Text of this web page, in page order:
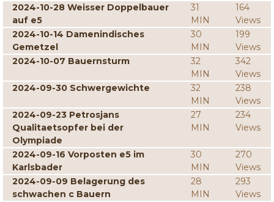
2024-10-28 Weisser Doppelbauer
auf e5
31
MIN
164
Views
2024-10-14 Damenindisches
Gemetzel
30
MIN
199
Views
2024-10-07 Bauernsturm
32
MIN
342
Views
2024-09-30 Schwergewichte
32
MIN
238
Views
2024-09-23 Petrosjans
Qualitaetsopfer bei der
Olympiade
27
MIN
234
Views
2024-09-16 Vorposten e5 im
Karlsbader
30
MIN
270
Views
2024-09-09 Belagerung des
schwachen c Bauern
28
MIN
293
Views